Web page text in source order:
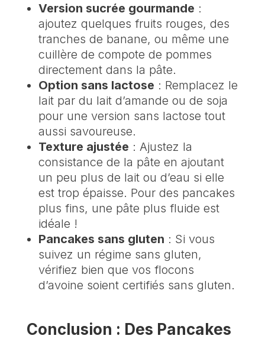
Version sucrée gourmande :
ajoutez quelques fruits rouges, des
tranches de banane, ou même une
cuillère de compote de pommes
directement dans la pâte.
Option sans lactose : Remplacez le
lait par du lait d’amande ou de soja
pour une version sans lactose tout
aussi savoureuse.
Texture ajustée : Ajustez la
consistance de la pâte en ajoutant
un peu plus de lait ou d’eau si elle
est trop épaisse. Pour des pancakes
plus fins, une pâte plus fluide est
idéale !
Pancakes sans gluten : Si vous
suivez un régime sans gluten,
vérifiez bien que vos flocons
d’avoine soient certifiés sans gluten.
Conclusion : Des Pancakes